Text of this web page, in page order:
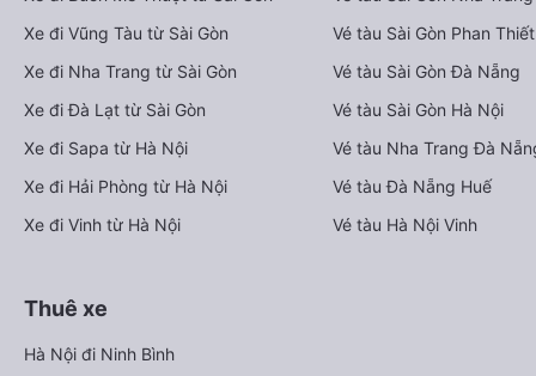
Xe đi Vũng Tàu từ Sài Gòn
Xe đi Nha Trang từ Sài Gòn
Xe đi Đà Lạt từ Sài Gòn
Xe đi Sapa từ Hà Nội
Xe đi Hải Phòng từ Hà Nội
Xe đi Vinh từ Hà Nội
Vé tàu Sài Gòn Phan Thiết
Vé tàu Sài Gòn Đà Nẵng
Vé tàu Sài Gòn Hà Nội
Vé tàu Nha Trang Đà
Vé tàu Đà Nẵng Huế
Vé tàu Hà Nội Vinh
Thuê xe
Hà Nội đi Ninh Bình